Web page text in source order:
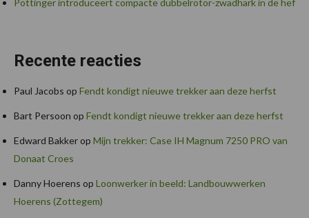
Recente reacties
Paul Jacobs op Fendt kondigt nieuwe trekker aan deze herfst
Bart Persoon op Fendt kondigt nieuwe trekker aan deze herfst
Edward Bakkerop Mijn trekker: Case IH Magnum 7250 PRO van
Donaat Croes
Danny Hoerens op Loonwerker in beeld: Landbouwwerken
Hoerens (Zottegem)